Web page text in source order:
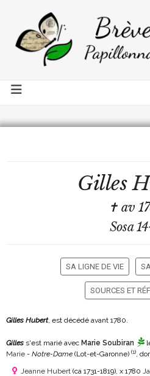
Gilles
✝ av
Sosa
SA LIGNE DE VIE
SOURCES ET
Gilles Hubert, est décédé avant 1780.
Gilles s'est marié avec Marie Soubiran
Marie - Notre-Dame (Lot-et-Garonne) (1),
Jeanne Hubert (ca 1731-1819), x 1780